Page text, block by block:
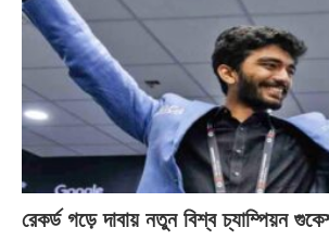
রেকর্ড গড়ে দাবায় নতুন বিশ্ব চ্যাম্পিয়ন